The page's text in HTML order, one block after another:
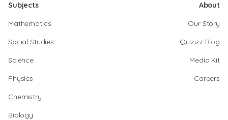
Subjects
Mathematics
Social Studies
Science
Physics
Chemistry
Biology
About
Our Story
Quizizz Blog
Media Kit
Careers